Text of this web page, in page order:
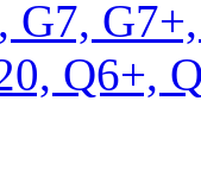
G7,
Q6+,